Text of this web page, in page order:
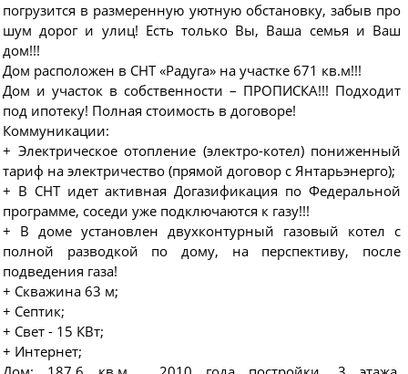
погрузится в размеренную уютную обстановку, забыв про
шум дорог и улиц! Есть только Вы, Ваша семья и Ваш
дом!!!
Дом расположен в СНТ «Радуга» на участке 671 кв.м!!!
Дом и участок в собственности – ПРОПИСКА!!! Подходит
под ипотеку! Полная стоимость в договоре!
Коммуникации:
+ Электрическое отопление (электро-котел) пониженный
тариф на электричество (прямой договор с Янтарьэнерго);
+ В СНТ идет активная Догазификация по Федеральной
программе, соседи уже подключаются к газу!!!
+ В доме установлен двухконтурный газовый котел с
полной разводкой по дому, на перспективу, после
подведения газа!
+ Скважина 63 м;
+ Септик;
+ Свет - 15 КВт;
+ Интернет;